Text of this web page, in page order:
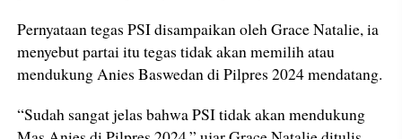
Pernyataan tegas PSI disampaikan oleh Grace Natalie, ia
menyebut partai itu tegas tidak akan memilih atau
mendukung Anies Baswedan di Pilpres 2024 mendatang.
“Sudah sangat jelas bahwa PSI tidak akan mendukung